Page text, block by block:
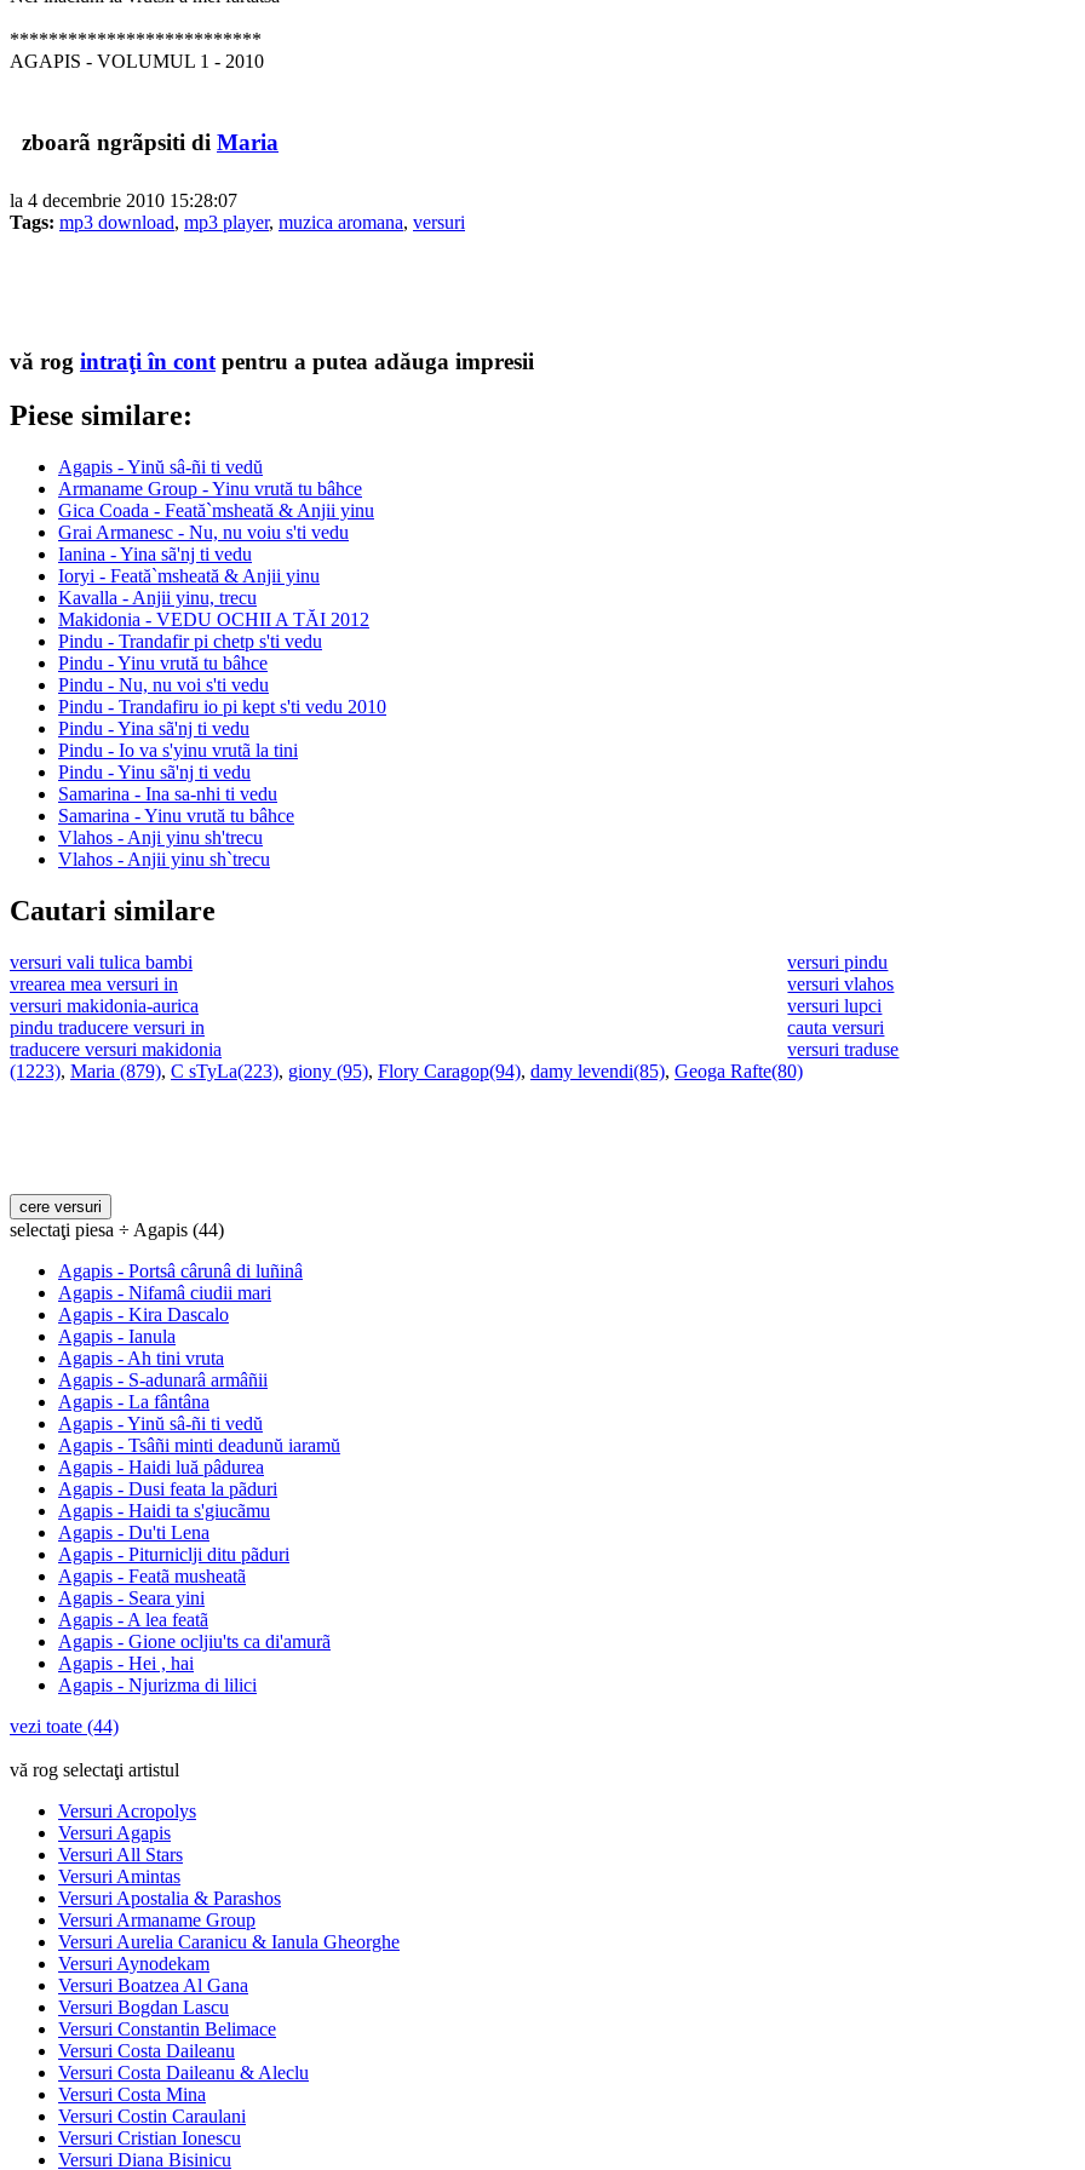
**************************
AGAPIS - VOLUMUL 1 - 2010
zboarã ngrãpsiti di Maria
la 4 decembrie 2010 15:28:07
Tags: mp3 download, mp3 player, muzica aromana, versuri
vă rog intraţi în cont pentru a putea adăuga impresii
Piese similare:
Agapis - Yinŭ sâ-ñi ti vedŭ
Armaname Group - Yinu vrută tu bâhce
Gica Coada - Feată`msheată & Anjii yinu
Grai Armanesc - Nu, nu voiu s'ti vedu
Ianina - Yina sã'nj ti vedu
Ioryi - Feată`msheată & Anjii yinu
Kavalla - Anjii yinu, trecu
Makidonia - VEDU OCHII A TĂI 2012
Pindu - Trandafir pi chetp s'ti vedu
Pindu - Yinu vrută tu bâhce
Pindu - Nu, nu voi s'ti vedu
Pindu - Trandafiru io pi kept s'ti vedu 2010
Pindu - Yina sã'nj ti vedu
Pindu - Io va s'yinu vrutã la tini
Pindu - Yinu sã'nj ti vedu
Samarina - Ina sa-nhi ti vedu
Samarina - Yinu vrută tu bâhce
Vlahos - Anji yinu sh'trecu
Vlahos - Anjii yinu sh`trecu
Cautari similare
versuri vali tulica bambi
versuri pindu
vrearea mea versuri in
versuri vlahos
versuri makidonia-aurica
versuri lupci
pindu traducere versuri in
cauta versuri
traducere versuri makidonia
versuri traduse
(1223), Maria (879), C sTyLa(223), giony (95), Flory Caragop(94), damy levendi(85), Geoga Rafte(80)
selectaţi piesa ÷ Agapis (44)
Agapis - Portsâ cârunâ di luñinâ
Agapis - Nifamâ ciudii mari
Agapis - Kira Dascalo
Agapis - Ianula
Agapis - Ah tini vruta
Agapis - S-adunarâ armâñii
Agapis - La fântâna
Agapis - Yinŭ sâ-ñi ti vedŭ
Agapis - Tsâñi minti deadunŭ iaramŭ
Agapis - Haidi luă pâdurea
Agapis - Dusi feata la pãduri
Agapis - Haidi ta s'giucãmu
Agapis - Du'ti Lena
Agapis - Piturniclji ditu pãduri
Agapis - Featã musheatã
Agapis - Seara yini
Agapis - A lea featã
Agapis - Gione ocljiu'ts ca di'amurã
Agapis - Hei , hai
Agapis - Njurizma di lilici
vezi toate (44)
vă rog selectaţi artistul
Versuri Acropolys
Versuri Agapis
Versuri All Stars
Versuri Amintas
Versuri Apostalia & Parashos
Versuri Armaname Group
Versuri Aurelia Caranicu & Ianula Gheorghe
Versuri Aynodekam
Versuri Boatzea Al Gana
Versuri Bogdan Lascu
Versuri Constantin Belimace
Versuri Costa Daileanu
Versuri Costa Daileanu & Aleclu
Versuri Costa Mina
Versuri Costin Caraulani
Versuri Cristian Ionescu
Versuri Diana Bisinicu